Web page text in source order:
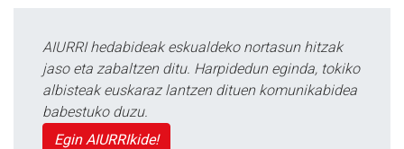
AIURRI hedabideak eskualdeko nortasun hitzak
jaso eta zabaltzen ditu. Harpidedun eginda, tokiko
albisteak euskaraz lantzen dituen komunikabidea
babestuko duzu.
Egin AIURRIkide!